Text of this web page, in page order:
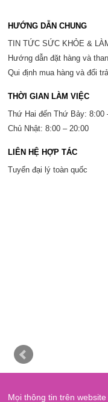
HƯỚNG DẪN CHUNG
TIN TỨC SỨC KHỎE &
Hướng dẫn đặt hàng và
Qui định mua hàng và đổi
THỜI GIAN LÀM VIỆC
Thứ Hai đến Thứ Bảy: 8:00
Chủ Nhật: 8:00 – 20:00
LIÊN HỆ HỢP TÁC
Tuyển đại lý toàn quốc
Mọi thông tin trên